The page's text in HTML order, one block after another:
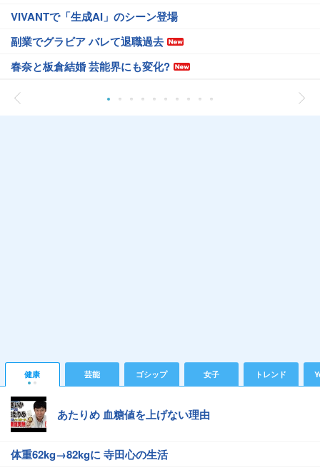
VIVANTで「生成AI」のシーン登場
副業でグラビア バレて退職過去
春奈と板倉結婚 芸能界にも変化?
健康 芸能 ゴシップ 女子 トレンド
あたりめ 血糖値を上げない理由
体重62kg→82kgに 寺田心の生活